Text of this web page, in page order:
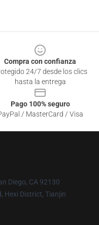
Compra con confianza
24/7 desde los clics
hasta la entrega
Pago 100% seguro
/ MasterCard / Visa
Diego, CA 92130
Hexi District, Tianjin